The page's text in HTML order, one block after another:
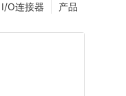
产品
I/O连接器